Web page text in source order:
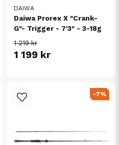
DAIWA
Daiwa Prorex X "Crank-
G"- Trigger - 7'3" - 3-18g
1 219 kr
1 199 kr
-7%